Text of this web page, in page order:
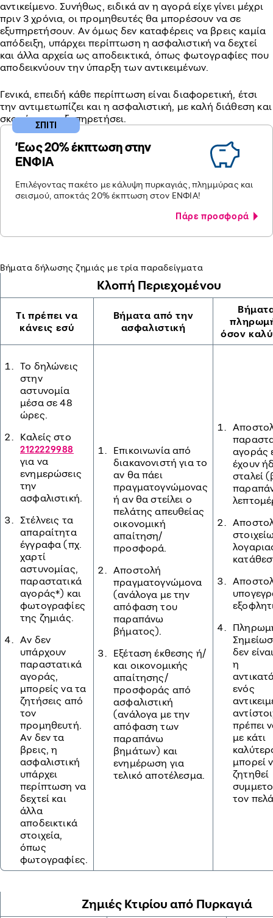
αντικείμενο. Συνήθως, ειδικά αν η αγορά είχε γίνει μέχρι
πριν 3 χρόνια, οι προμηθευτές θα μπορέσουν να σε
εξυπηρετήσουν. Αν όμως δεν καταφέρεις να βρεις καμία
απόδειξη, υπάρχει περίπτωση η ασφαλιστική να δεχτεί
και άλλα αρχεία ως αποδεικτικά, όπως φωτογραφίες που
αποδεικνύουν την ύπαρξη των αντικειμένων.
Γενικά, επειδή κάθε περίπτωση είναι διαφορετική, έτσι
την αντιμετωπίζει και η ασφαλιστική, με καλή διάθεση και
σκοπό να σε εξυπηρετήσει.
'Εως 20% έκπτωση στην
ΕΝΦΙΑ
Επιλέγοντας πακέτο με κάλυψη πυρκαγιάς, πλημμύρας και
σεισμού, αποκτάς 20% έκπτωση στον ΕΝΦΙΑ!
Πάρε προσφορά
ΣΠΙΤΙ
Βήματα δήλωσης ζημιάς με τρία παραδείγματα
Κλοπή Περιεχομένου
Τι πρέπει να
κάνεις εσύ
Βήματα από την
ασφαλιστική
όσον
Το δηλώνεις
στην
αστυνομία
μέσα σε 48
ώρες.
Καλείς στο
2122229988
για να
ενημερώσεις
την
ασφαλιστική.
Στέλνεις τα
απαραίτητα
έγγραφα (πχ.
χαρτί
αστυνομίας,
παραστατικά
αγοράς*) και
φωτογραφίες
της ζημιάς.
Aν δεν
υπάρχουν
παραστατικά
αγοράς,
μπορείς να τα
ζητήσεις από
τον
προμηθευτή.
Αν δεν τα
βρεις, η
ασφαλιστική
υπάρχει
περίπτωση να
δεχτεί και
άλλα
αποδεικτικά
στοιχεία,
όπως
φωτογραφίες.
Επικοινωνία από
διακανονιστή για το
αν θα πάει
πραγματογνώμονας
ή αν θα στείλει ο
πελάτης απευθείας
οικονομική
απαίτηση/
προσφορά.
Αποστολή
πραγματογνώμονα
(ανάλογα με την
απόφαση του
παραπάνω
βήματος).
Εξέταση έκθεσης ή/
και οικονομικής
απαίτησης/
προσφοράς από
ασφαλιστική
(ανάλογα με την
απόφαση των
παραπάνω
βημάτων) και
ενημέρωση για
τελικό αποτέλεσμα.
αγοράς
έχουν
σταλεί
δεν
η
ενός
πρέπει
με κάτι
μπορεί
ζητηθεί
τον
Ζημιές Κτιρίου από Πυρκαγιά